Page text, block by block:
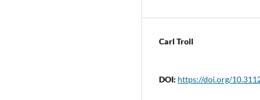
Carl Troll
DOI: https://doi.org/